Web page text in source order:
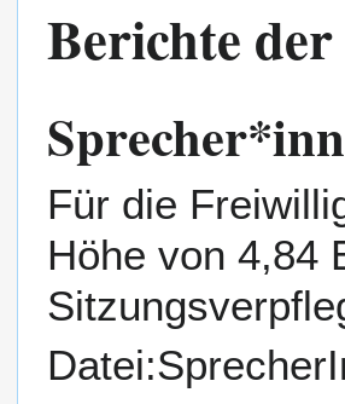
Berichte
Für die
Höhe von 4,84